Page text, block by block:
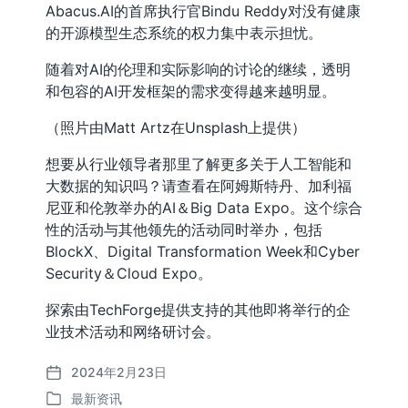
Abacus.AI的首席执行官Bindu Reddy对没有健康
的开源模型生态系统的权力集中表示担忧。
随着对AI的伦理和实际影响的讨论的继续，透明
和包容的AI开发框架的需求变得越来越明显。
（照片由Matt Artz在Unsplash上提供）
想要从行业领导者那里了解更多关于人工智能和
大数据的知识吗？请查看在阿姆斯特丹、加利福
尼亚和伦敦举办的AI＆Big Data Expo。这个综合
性的活动与其他领先的活动同时举办，包括
BlockX、Digital Transformation Week和Cyber
Security＆Cloud Expo。
探索由TechForge提供支持的其他即将举行的企
业技术活动和网络研讨会。
发
布
2024年2月23日
最新资讯